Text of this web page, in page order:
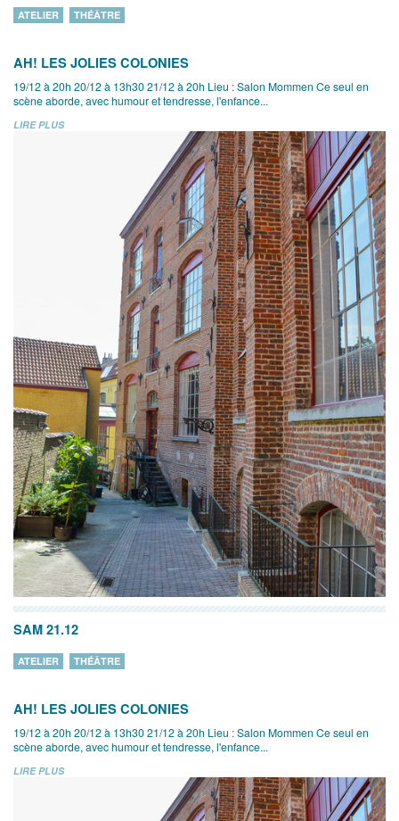
ATELIER THÉÂTRE
AH! LES JOLIES COLONIES
19/12 à 20h 20/12 à 13h30 21/12 à 20h Lieu : Salon Mommen Ce seul en
scène aborde, avec humour et tendresse, l'enfance...
LIRE PLUS
SAM 21.12
ATELIER THÉÂTRE
AH! LES JOLIES COLONIES
19/12 à 20h 20/12 à 13h30 21/12 à 20h Lieu : Salon Mommen Ce seul en
scène aborde, avec humour et tendresse, l'enfance...
LIRE PLUS